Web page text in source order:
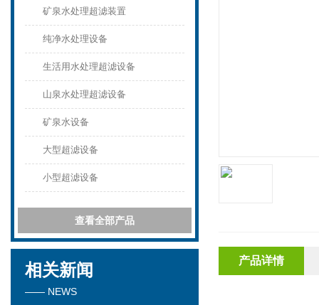
产品详情
矿泉水处理超滤装置
纯净水处理设备
生活用水处理超滤设备
山泉水处理超滤设备
矿泉水设备
大型超滤设备
小型超滤设备
查看全部产品
相关新闻
—— NEWS